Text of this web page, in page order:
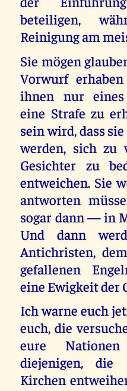
beteiligen,
Reinigung am
Sie mögen
Vorwurf
ihnen nur
eine Strafe zu
sein wird, dass
werden, sich zu
Gesichter zu
entweichen. Sie
antworten
sogar dann — in
Und dann
Antichristen,
gefallenen
eine Ewigkeit der
Ich warne euch
euch, die
eure
diejenigen, die
Kirchen